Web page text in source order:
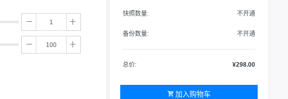
快照数量: 不开通
备份数量: 不开通
总价: ¥298.00
加入购物车